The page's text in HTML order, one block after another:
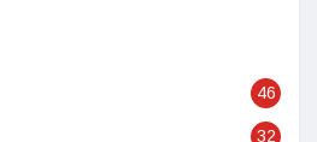
46
32